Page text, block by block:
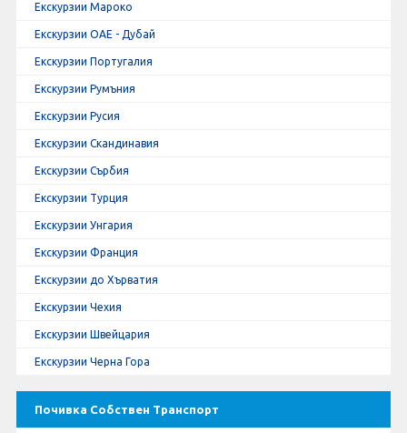
Екскурзии Мароко
Екскурзии ОАЕ - Дубай
Екскурзии Португалия
Екскурзии Румъния
Екскурзии Русия
Екскурзии Скандинавия
Екскурзии Сърбия
Екскурзии Турция
Екскурзии Унгария
Екскурзии Франция
Екскурзии до Хърватия
Екскурзии Чехия
Екскурзии Швейцария
Екскурзии Черна Гора
Почивка Собствен Транспорт